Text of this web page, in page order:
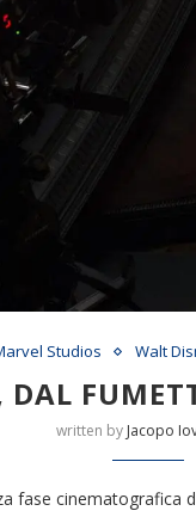
Studios Walt
DAL
written by Jacopo
fase cinematografica